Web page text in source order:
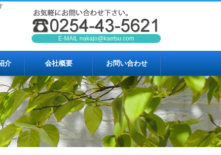
E-MAIL nakajo@kaetsu.com
介 会社概要 お問い合わせ